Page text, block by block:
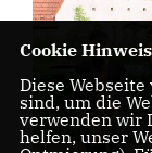
Cookie Hinweis
Diese
sind, um die
verwenden wir
helfen, unser